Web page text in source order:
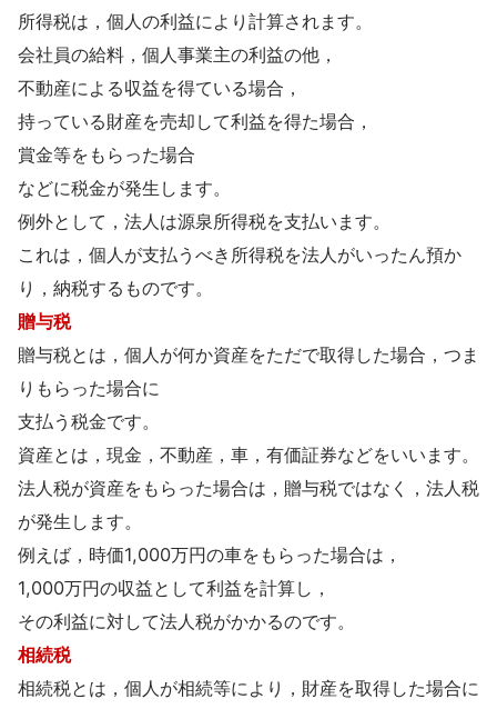
所得税は，個人の利益により計算されます。
会社員の給料，個人事業主の利益の他，
不動産による収益を得ている場合，
持っている財産を売却して利益を得た場合，
賞金等をもらった場合
などに税金が発生します。
例外として，法人は源泉所得税を支払います。
これは，個人が支払うべき所得税を法人がいったん預か
り，納税するものです。
贈与税
贈与税とは，個人が何か資産をただで取得した場合，つま
りもらった場合に
支払う税金です。
資産とは，現金，不動産，車，有価証券などをいいます。
法人税が資産をもらった場合は，贈与税ではなく，法人税
が発生します。
例えば，時価1,000万円の車をもらった場合は，
1,000万円の収益として利益を計算し，
その利益に対して法人税がかかるのです。
相続税
相続税とは，個人が相続等により，財産を取得した場合に